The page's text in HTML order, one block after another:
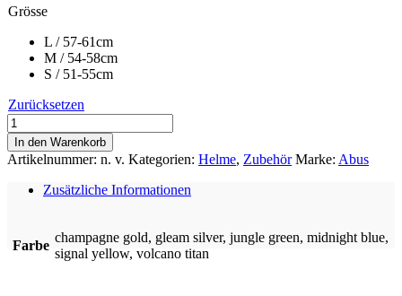
Grösse
L / 57-61cm
M / 54-58cm
S / 51-55cm
Zurücksetzen
HYP-
E
Menge
In den Warenkorb
Artikelnummer: n. v. Kategorien: Helme, Zubehör Marke: Abus
Zusätzliche Informationen
Farbe
champagne gold, gleam silver, jungle green, midnight blue,
signal yellow, volcano titan